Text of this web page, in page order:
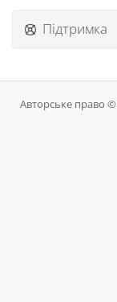
Підтримка
Авторське право ©